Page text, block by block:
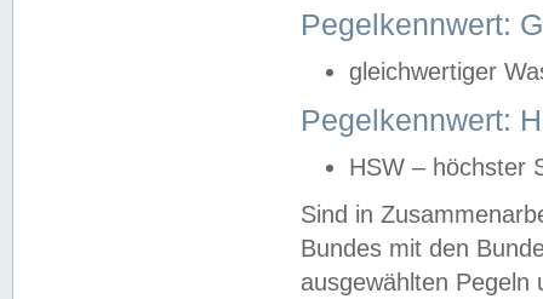
Pegelkennwert:
gleichwertiger
Pegelkennwert:
HSW – höchster
Sind in
Bundes mit den
ausgewählten